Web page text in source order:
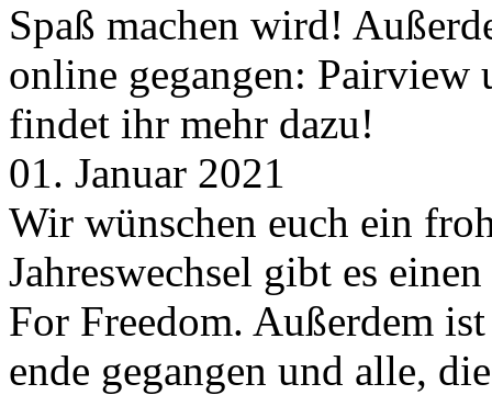
Spaß machen wird!
online gegangen:
findet ihr mehr dazu!
01. Januar 2021
Wir wünschen euch ein
Jahreswechsel gibt es einen
For Freedom. Außerdem
ende gegangen und alle,